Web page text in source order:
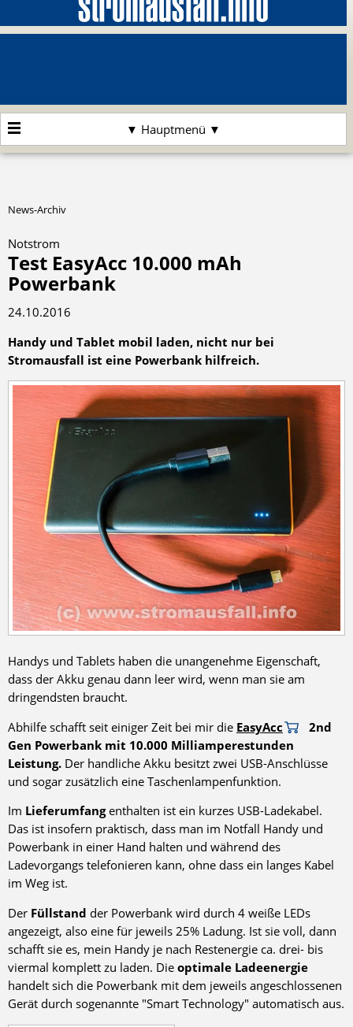
▼ Hauptmenü ▼
News-Archiv
Notstrom
Test EasyAcc 10.000 mAh
Powerbank
24.10.2016
Handy und Tablet mobil laden, nicht nur bei
Stromausfall ist eine Powerbank hilfreich.
Handys und Tablets haben die unangenehme Eigenschaft,
dass der Akku genau dann leer wird, wenn man sie am
dringendsten braucht.
Abhilfe schafft seit einiger Zeit bei mir die EasyAcc
2nd
Gen Powerbank mit 10.000 Milliamperestunden
Leistung. Der handliche Akku besitzt zwei USB-Anschlüsse
und sogar zusätzlich eine Taschenlampenfunktion.
Im Lieferumfangenthalten ist ein kurzes USB-Ladekabel.
Das ist insofern praktisch, dass man im Notfall Handy und
Powerbank in einer Hand halten und während des
Ladevorgangs telefonieren kann, ohne dass ein langes Kabel
im Weg ist.
Der Füllstand der Powerbank wird durch 4 weiße LEDs
angezeigt, also eine für jeweils 25% Ladung. Ist sie voll, dann
schafft sie es, mein Handy je nach Restenergie ca. drei- bis
viermal komplett zu laden. Die optimale Ladeenergie
handelt sich die Powerbank mit dem jeweils angeschlossenen
Gerät durch sogenannte "Smart Technology" automatisch aus.